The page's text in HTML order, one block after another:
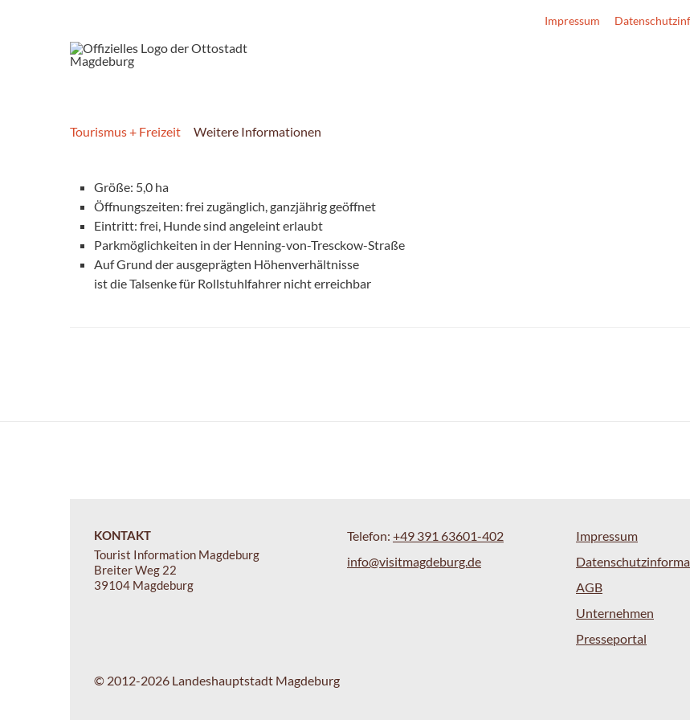
Impressum
Tourismus + Freizeit Weitere Informationen
Größe: 5,0 ha
Öffnungszeiten: frei zugänglich, ganzjährig geöffnet
Eintritt: frei, Hunde sind angeleint erlaubt
Parkmöglichkeiten in der Henning-von-Tresckow-Straße
Auf Grund der ausgeprägten Höhenverhältnisse
ist die Talsenke für Rollstuhlfahrer nicht erreichbar
KONTAKT
Tourist Information Magdeburg
Breiter Weg 22
39104 Magdeburg
Telefon: +49 391 63601-402
info@visitmagdeburg.de
Impressum
AGB
Unternehmen
Presseportal
© 2012-2026 Landeshauptstadt Magdeburg